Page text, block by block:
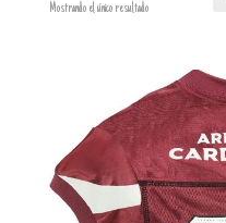
Mostrando el único resultado